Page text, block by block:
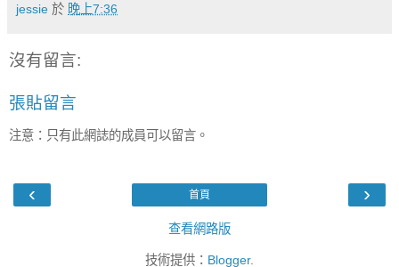
jessie 於 晚上7:36
沒有留言:
張貼留言
注意：只有此網誌的成員可以留言。
‹ ›
首頁
查看網路版
技術提供： Blogger.